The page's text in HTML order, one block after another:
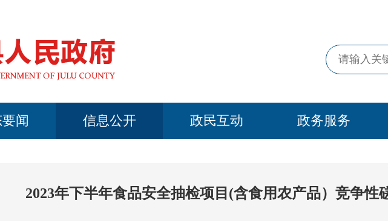
闻 信息公开 政民互动 政务服务
2023年下半年食品安全抽检项目(含食用农产品）竞争性